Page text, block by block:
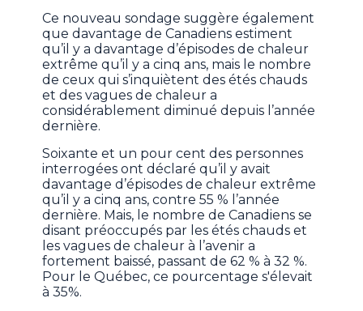
Ce nouveau sondage suggère également
que davantage de Canadiens estiment
qu’il y a davantage d’épisodes de chaleur
extrême qu’il y a cinq ans, mais le nombre
de ceux qui s’inquiètent des étés chauds
et des vagues de chaleur a
considérablement diminué depuis l’année
dernière.
Soixante et un pour cent des personnes
interrogées ont déclaré qu’il y avait
davantage d’épisodes de chaleur extrême
qu’il y a cinq ans, contre 55 % l’année
dernière. Mais, le nombre de Canadiens se
disant préoccupés par les étés chauds et
les vagues de chaleur à l’avenir a
fortement baissé, passant de 62 % à 32 %.
Pour le Québec, ce pourcentage s'élevait
à 35%.